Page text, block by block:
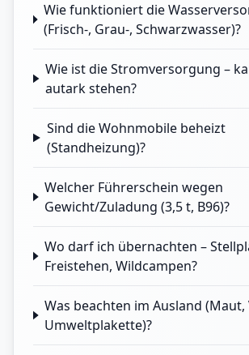
Wie funktioniert die
(Frisch-, Grau-, Schwarzwasser)?
Wie ist die Stromversorgung –
autark stehen?
Sind die Wohnmobile beheizt
(Standheizung)?
Welcher Führerschein wegen
Gewicht/Zuladung (3,5 t, B96)?
Wo darf ich übernachten –
Freistehen, Wildcampen?
Was beachten im Ausland
Umweltplakette)?